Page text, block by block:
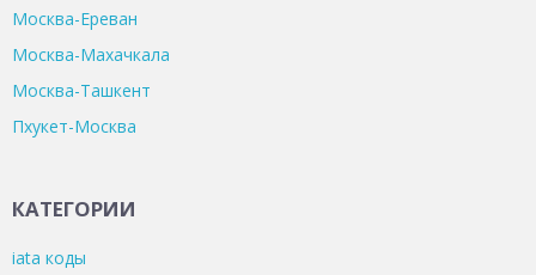
Москва-Ереван
Москва-Махачкала
Москва-Ташкент
Пхукет-Москва
КАТЕГОРИИ
iata коды